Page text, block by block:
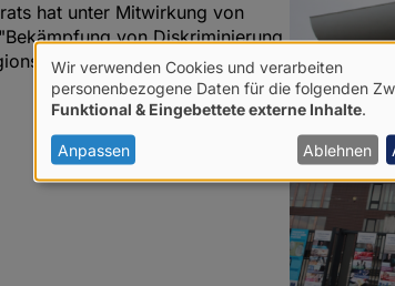
hat unter Mitwirkung von
von Diskriminierung
und Glaubensfreiheit"
Verwendung
von
personenbezogenen
Daten
Wir verwenden Cookies und verarbeiten
personenbezogene Daten für die folgenden
Funktional & Eingebettete externe Inhalte.
Anpassen Ablehnen